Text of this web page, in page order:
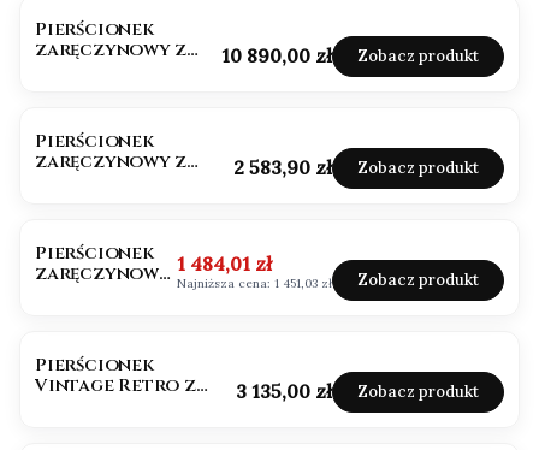
Pierścionek
zaręczynowy z
Cena
10 890,00 zł Zobacz produkt
Pierścionek
zaręczynowy z
Cena
2 583,90 zł Zobacz produkt
Pierścionek
zaręczynowy
próba 585
Cena promocyjna
1 484,01 zł
Najniższa cena: 1 451,03 zł Zobacz produkt
Pierścionek
Vintage Retro z
Cena
3 135,00 zł Zobacz produkt